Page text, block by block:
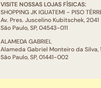
VISITE NOSSAS LOJAS FÍSICAS:
SHOPPING JK IGUATEMI - PISO
Av. Pres. Juscelino Kubitschek, 2041
São Paulo, SP, 04543-011
ALAMEDA GABRIEL
Alameda Gabriel Monteiro da Silva,
São Paulo, SP, 01441-002